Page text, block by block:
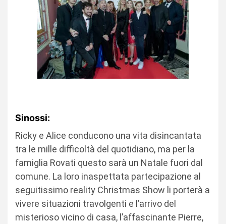
Sinossi:
Ricky e Alice conducono una vita disincantata
tra le mille difficoltà del quotidiano, ma per la
famiglia Rovati questo sarà un Natale fuori dal
comune. La loro inaspettata partecipazione al
seguitissimo reality Christmas Show li porterà a
vivere situazioni travolgenti e l’arrivo del
misterioso vicino di casa, l’affascinante Pierre,